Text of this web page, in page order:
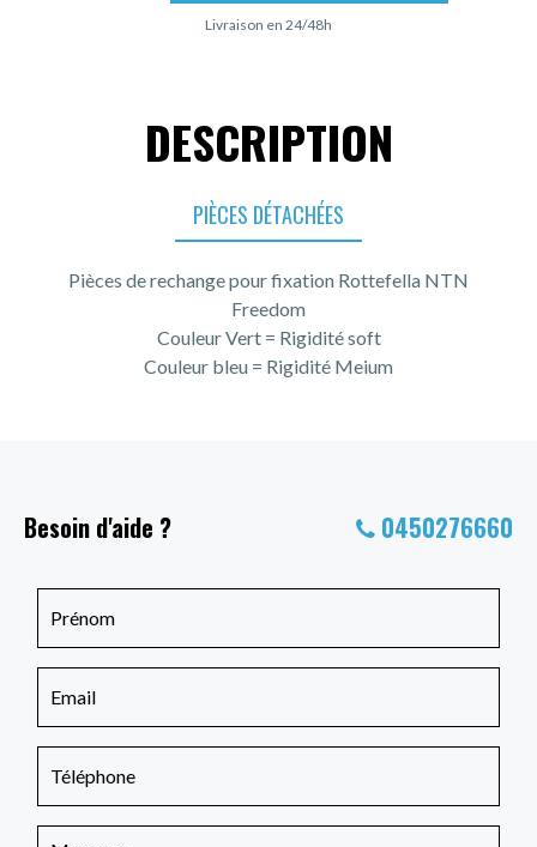
Livraison en 24/48h
DESCRIPTION
PIÈCES DÉTACHÉES
Pièces de rechange pour fixation Rottefella NTN
Freedom
Couleur Vert = Rigidité soft
Couleur bleu = Rigidité Meium
Besoin d'aide ? 0450276660